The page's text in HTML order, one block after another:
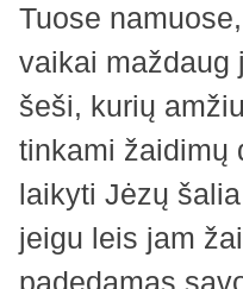
Tuose
vaikai maždaug
šeši, kurių
tinkami žaidimų
laikyti Jėzų
jeigu leis jam
padedamas